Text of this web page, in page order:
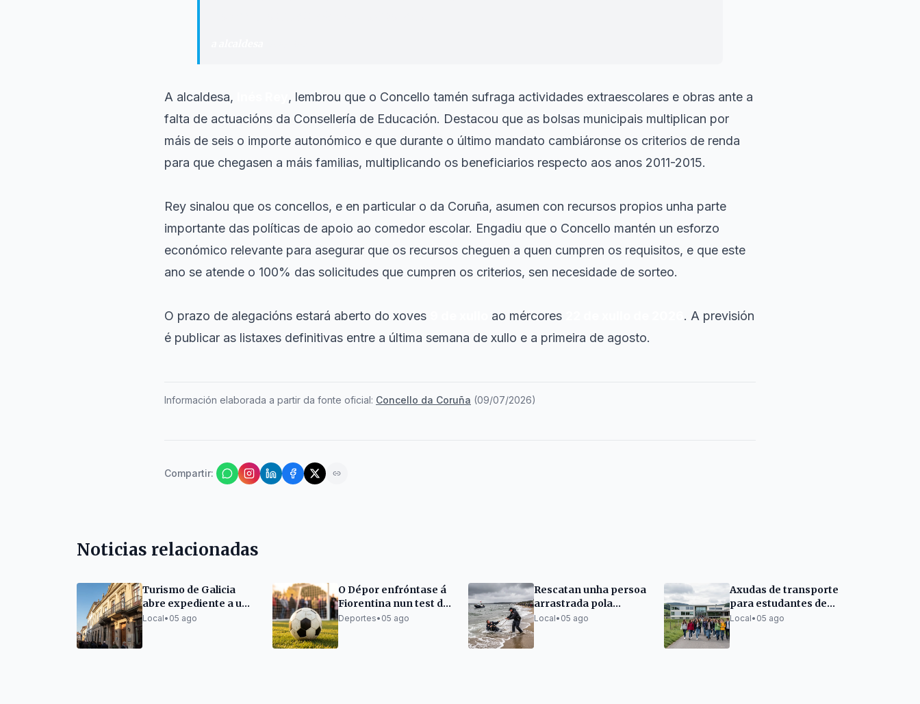
A alcaldesa,
, lembrou que o Concello tamén sufraga actividades extraescolares e obras ante a
falta de actuacións da Consellería de Educación. Destacou que as bolsas municipais multiplican por
máis de seis o importe autonómico e que durante o último mandato cambiáronse os criterios de renda
para que chegasen a máis familias, multiplicando os beneficiarios respecto aos anos 2011-2015.
Rey sinalou que os concellos, e en particular o da Coruña, asumen con recursos propios unha parte
importante das políticas de apoio ao comedor escolar. Engadiu que o Concello mantén un esforzo
económico relevante para asegurar que os recursos cheguen a quen cumpren os requisitos, e que este
ano se atende o 100% das solicitudes que cumpren os criterios, sen necesidade de sorteo.
O prazo de alegacións estará aberto do xoves ao mércores
. A previsión
é publicar as listaxes definitivas entre a última semana de xullo e a primeira de agosto.
Información elaborada a partir da fonte oficial: Concello da Coruña (09/07/2026)
Compartir:
Noticias relacionadas
Turismo de Galicia
abre expediente a un
bar de Arteixo
Local• 05 ago
O Dépor enfróntase á
Fiorentina nun test de
pretemporada
Deportes• 05 ago
Rescatan unha persoa
arrastrada pola
corrente na praia de
Local• 05 ago
Axudas de transporte
para estudantes de
Bergondo
Local• 05 ago